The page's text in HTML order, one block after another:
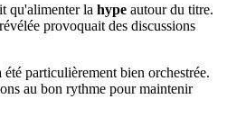
qu'alimenter la hype autour du titre.
provoquait des discussions
particulièrement bien orchestrée.
au bon rythme pour maintenir